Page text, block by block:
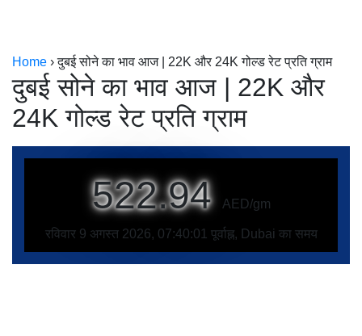
Home ›दुबई सोने का भाव आज | 22K और 24K गोल्ड रेट प्रति ग्राम
दुबई सोने का भाव आज | 22K और
24K गोल्ड रेट प्रति ग्राम
522.94 AED/gm
रविवार 9 अगस्त 2026, 07:40:01 पूर्वाह्न, Dubai का समय